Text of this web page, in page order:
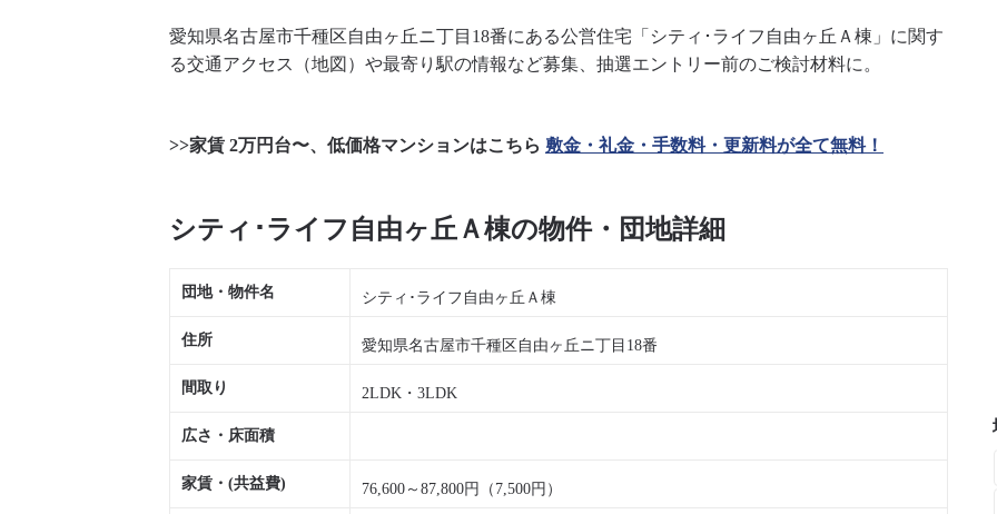
愛知県名古屋市千種区自由ヶ丘ニ丁目18番にある公営住宅「シティ･ライフ自由ヶ丘Ａ棟」に関す
る交通アクセス（地図）や最寄り駅の情報など募集、抽選エントリー前のご検討材料に。
>>家賃 2万円台〜、低価格マンションはこちら 敷金・礼金・手数料・更新料が全て無料！
シティ･ライフ自由ヶ丘Ａ棟の物件・団地詳細
団地・物件名 シティ･ライフ自由ヶ丘Ａ棟
住所 愛知県名古屋市千種区自由ヶ丘ニ丁目18番
間取り 2LDK・3LDK
広さ・床面積
家賃・(共益費) 76,600～87,800円（7,500円）